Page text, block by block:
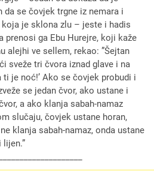
da se čovjek trgne iz nemara i
je sklona zlu – jeste i hadis
prenosi ga Ebu Hurejre, koji kaže
alejhi ve sellem, rekao: ”Šejtan
sveže tri čvora iznad glave i na
ti je noć!’ Ako se čovjek probudi i
se jedan čvor, ako ustane i
a ako klanja sabah-namaz
slučaju, čovjek ustane horan,
klanja sabah-namaz, onda ustane